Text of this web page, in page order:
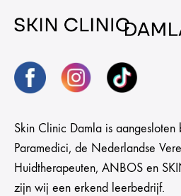
Skin Clinic Damla is aangesloten
Paramedici, de Nederlandse
Huidtherapeuten, ANBOS en
zijn wij een erkend leerbedrijf.